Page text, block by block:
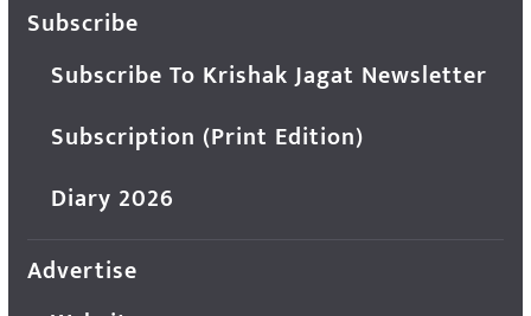
Subscribe
Subscribe To Krishak Jagat Newsletter
Subscription (Print Edition)
Diary 2026
Advertise